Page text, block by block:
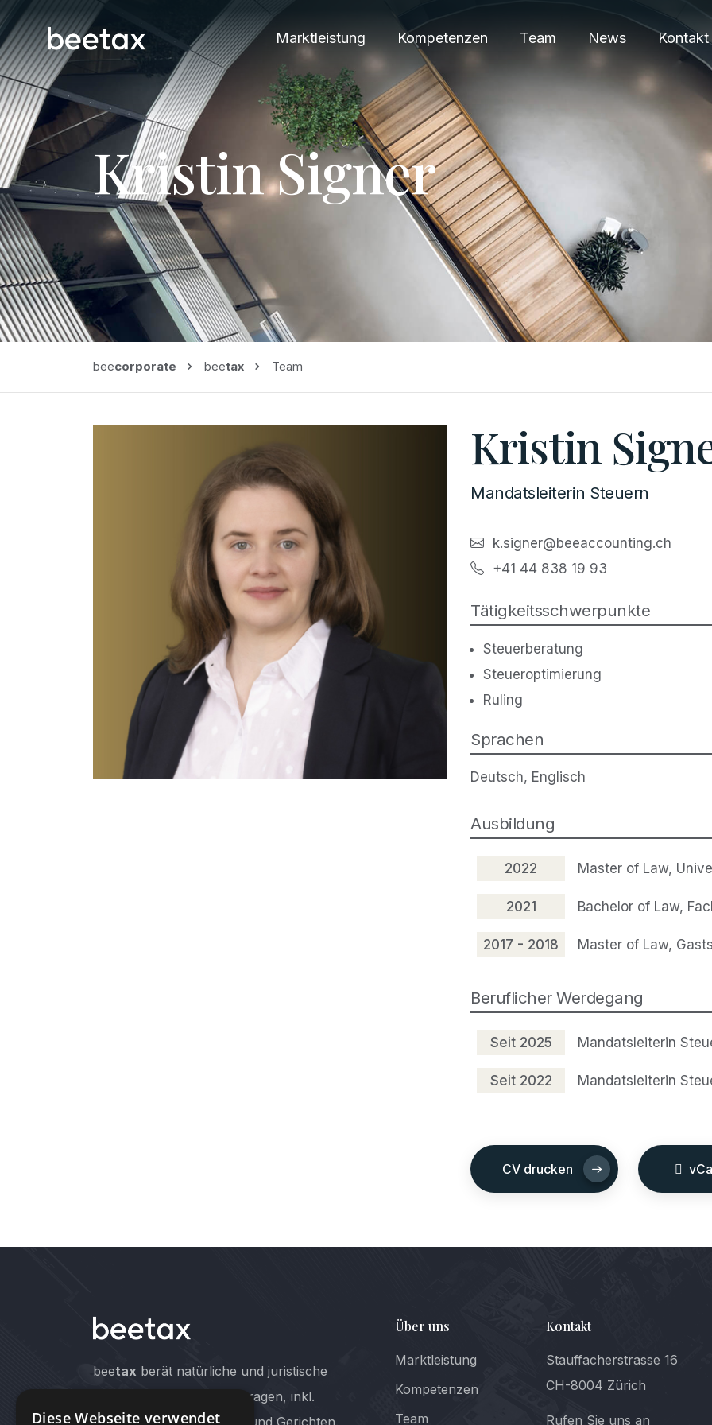
Marktleistung Kompetenzen Team News Kontakt
KristinSigner
beecorporate beetax Team
Kristin
Mandatsleiterin Steuern
k.signer@beeaccounting.ch
+41 44 838 19 93
Tätigkeitsschwerpunkte
Steuerberatung
Steueroptimierung
Ruling
Sprachen
Deutsch, Englisch
Ausbildung
2022 Master of Law,
2021 Bachelor of Law,
2017 - 2018 Master of Law,
Beruflicher Werdegang
Seit 2025 Mandatsleiterin
Seit 2022 Mandatsleiterin
CV drucken
beetax berät natürliche und juristische
Personen in allen Steuerfragen, inkl.
Über uns
Marktleistung
Kompetenzen
Team
Kontakt
Stauffacherstrasse 16
CH-8004 Zürich
Rufen Sie uns an
Diese Webseite verwendet